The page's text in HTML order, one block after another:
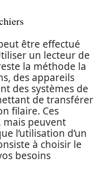
être effectué
un lecteur de
la méthode la
des appareils
des systèmes de
de transférer
filaire. Ces
peuvent
l’utilisation d’un
à choisir le
besoins